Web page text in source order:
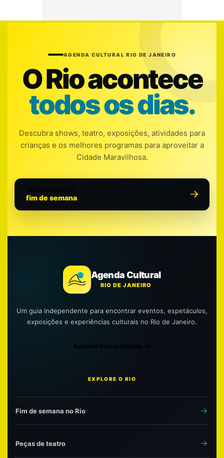
AGENDA CULTURAL RIO DE JANEIRO
O Rio acontece
todos os dias.
Descubra shows, teatro, exposições, atividades para
crianças e os melhores programas para aproveitar a
Cidade Maravilhosa.
fim de semana
Agenda Cultural
RIO DE JANEIRO
Um guia independente para encontrar eventos, espetáculos,
exposições e experiências culturais no Rio de Janeiro.
Explorar toda a agenda
EXPLORE O RIO
Fim de semana no Rio
Peças de teatro